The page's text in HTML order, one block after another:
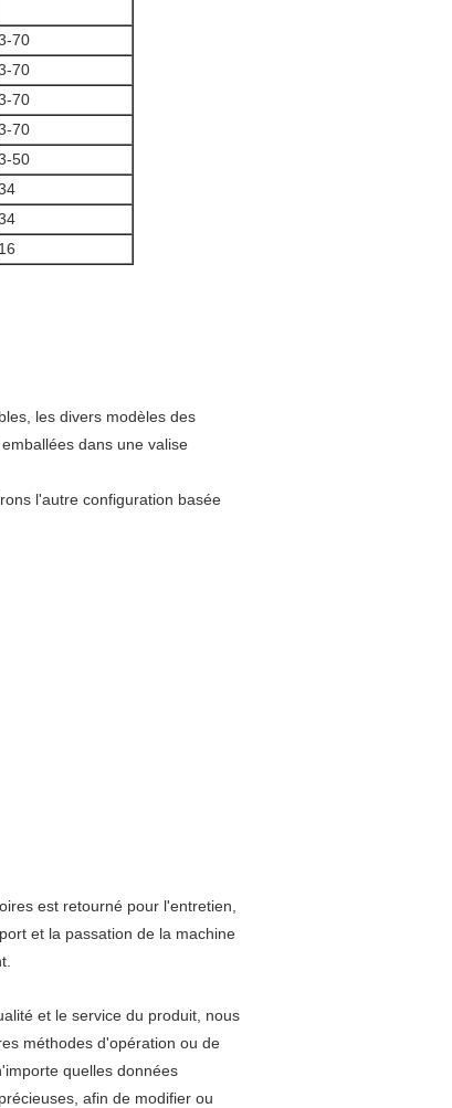
70
70
70
70
50
16
les divers modèles des
dans une valise
l'autre configuration basée
est retourné pour l'entretien,
et la passation de la machine
et le service du produit, nous
méthodes d'opération ou de
quelles données
afin de modifier ou